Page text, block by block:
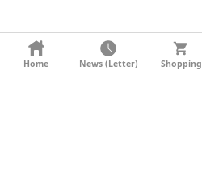
KONTAKT
Home News (Letter) Shopping